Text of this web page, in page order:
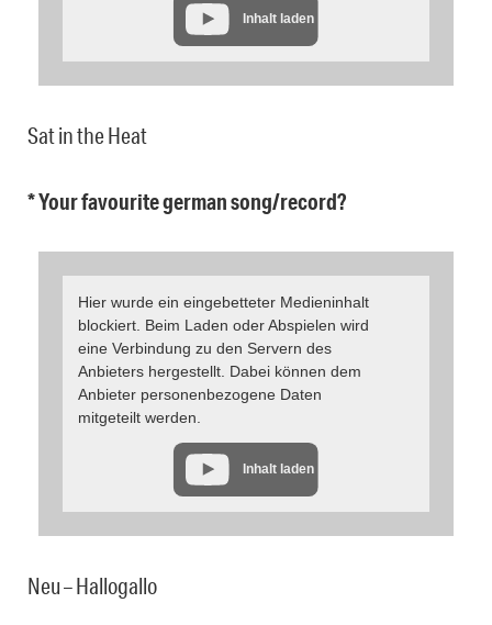
Inhalt laden
Sat in the Heat
* Your favourite german song/record?
Hier wurde ein eingebetteter Medieninhalt
blockiert. Beim Laden oder Abspielen wird
eine Verbindung zu den Servern des
Anbieters hergestellt. Dabei können dem
Anbieter personenbezogene Daten
mitgeteilt werden.
Inhalt laden
Neu – Hallogallo